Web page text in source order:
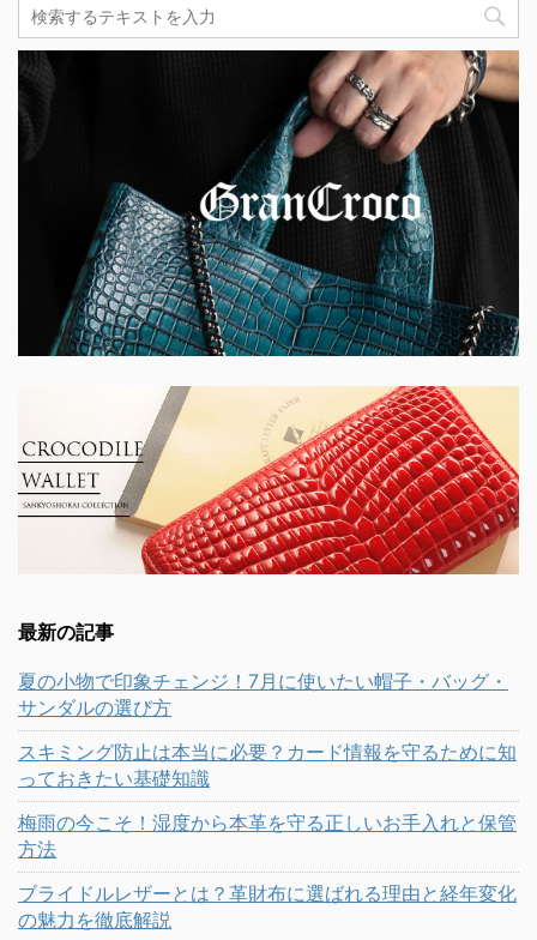
最新の記事
夏の小物で印象チェンジ！7月に使いたい帽子・バッグ・
サンダルの選び方
スキミング防止は本当に必要？カード情報を守るために知
っておきたい基礎知識
梅雨の今こそ！湿度から本革を守る正しいお手入れと保管
方法
ブライドルレザーとは？革財布に選ばれる理由と経年変化
の魅力を徹底解説